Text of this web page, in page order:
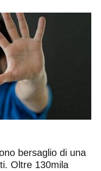
bersaglio di una
Oltre 130mila